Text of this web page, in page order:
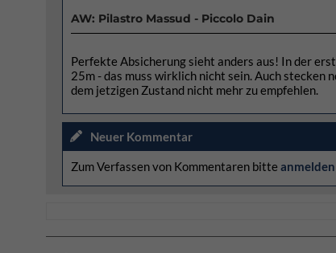
AW: Pilastro Massud - Piccolo Dain
Perfekte Absicherung sieht anders aus! In der
25m - das muss wirklich nicht sein. Auch
dem jetzigen Zustand nicht mehr zu empfehlen.
Neuer Kommentar
Zum Verfassen von Kommentaren bitte anmelden